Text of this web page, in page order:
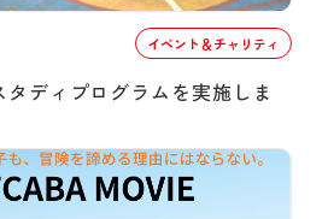
イベント＆チャリティ
ディプログラムを実施しま